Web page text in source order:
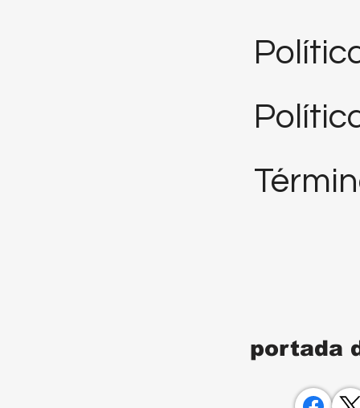
portada